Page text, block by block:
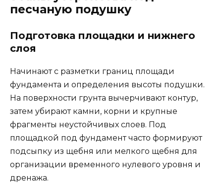
песчаную подушку
Подготовка площадки и нижнего
слоя
Начинают с разметки границ площади
фундамента и определения высоты подушки.
На поверхности грунта вычерчивают контур,
затем убирают камни, корни и крупные
фрагменты неустойчивых слоев. Под
площадкой под фундамент часто формируют
подсыпку из щебня или мелкого щебня для
организации временного нулевого уровня и
дренажа.